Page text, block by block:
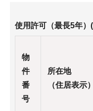
使用許可（最長5年）
物
件
番
号
所在地
（住居表示）